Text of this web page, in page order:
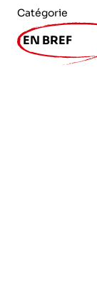
INED –
Catégorie
EN BREF